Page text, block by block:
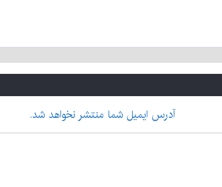
آدرس ایمیل شما منتشر نخواهد شد.